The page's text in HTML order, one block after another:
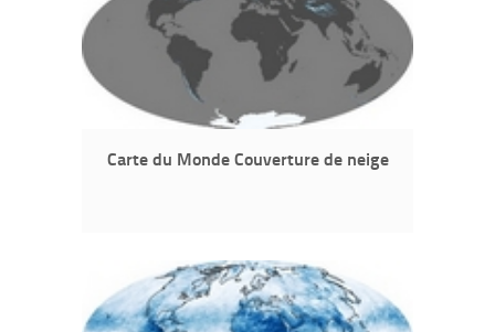
Carte du Monde Couverture de neige